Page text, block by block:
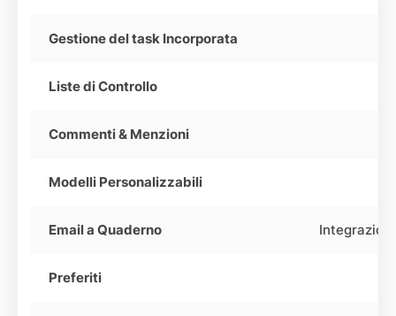
Gestione del task Incorporata
Liste di Controllo
Commenti & Menzioni
Modelli Personalizzabili
Email a Quaderno
Preferiti